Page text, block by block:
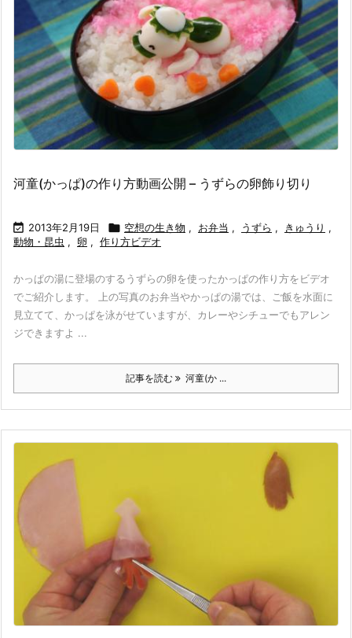
河童(かっぱ)の作り方動画公開 – うずらの卵飾り切り
 2013年2月19日  空想の生き物 , お弁当 , うずら , きゅうり ,
動物・昆虫 , 卵 , 作り方ビデオ
かっぱの湯に登場のするうずらの卵を使ったかっぱの作り方をビデオ
でご紹介します。 上の写真のお弁当やかっぱの湯では、ご飯を水面に
見立てて、かっぱを泳がせていますが、カレーやシチューでもアレン
ジできますよ ...
記事を読む 河童(か ...